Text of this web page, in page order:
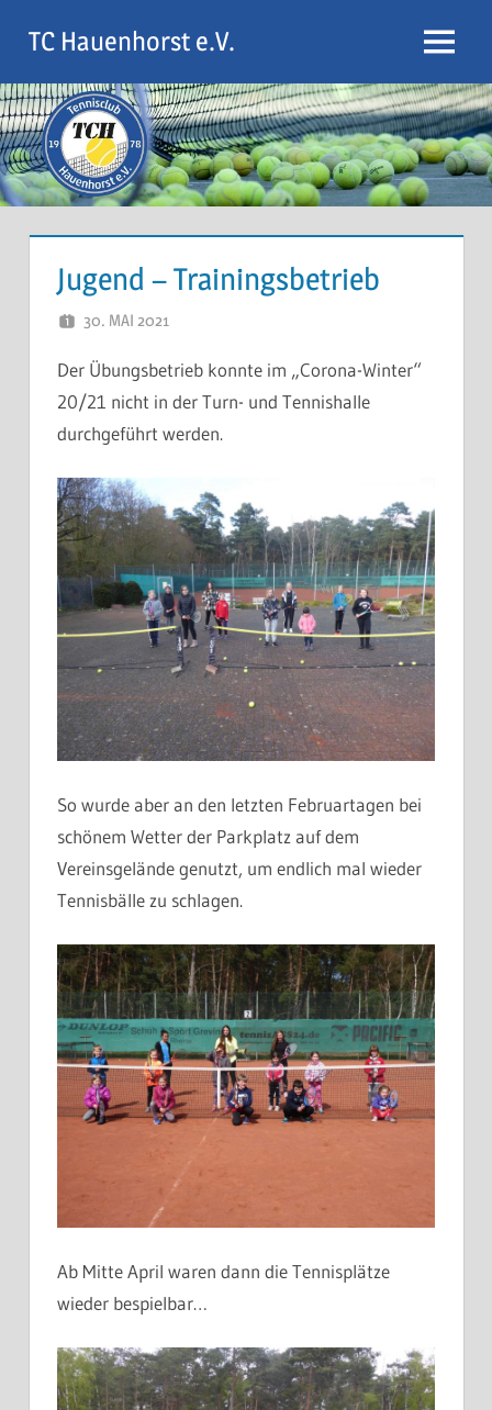
Inhalt
springen
TC Hauenhorst e.V. Menu
Jugend – Trainingsbetrieb
30. MAI 2021
Der Übungsbetrieb konnte im „Corona-Winter“
20/21 nicht in der Turn- und Tennishalle
durchgeführt werden.
So wurde aber an den letzten Februartagen bei
schönem Wetter der Parkplatz auf dem
Vereinsgelände genutzt, um endlich mal wieder
Tennisbälle zu schlagen.
Ab Mitte April waren dann die Tennisplätze
wieder bespielbar…